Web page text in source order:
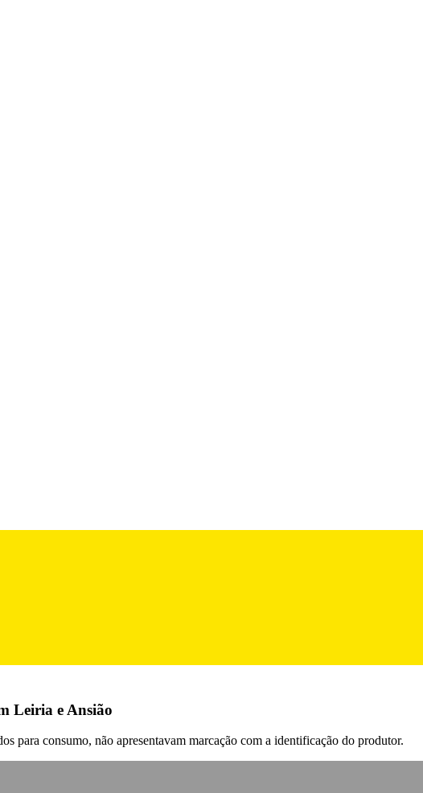
Leiria e Ansião
para consumo, não apresentavam marcação com a identificação do produtor.